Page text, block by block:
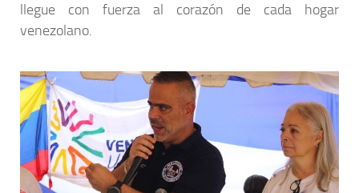
llegue con fuerza al corazón de cada hogar
venezolano.